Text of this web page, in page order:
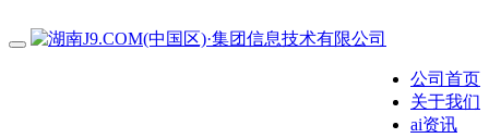
公司首页
关于我们
ai资讯